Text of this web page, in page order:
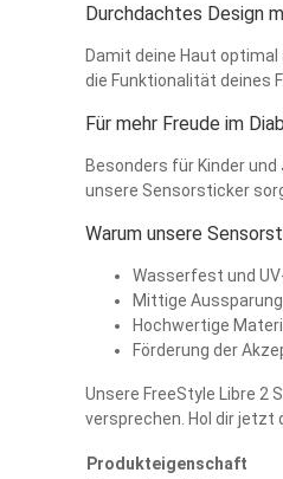
Durchdachtes Design
Damit deine Haut
die Funktionalität deines
Für mehr Freude im
Besonders für Kinder
unsere Sensorsticker
Warum unsere
Wasserfest und
Mittige
Hochwertige
Förderung der
Unsere FreeStyle Libre 2
versprechen. Hol dir jetzt
Produkteigenschaft